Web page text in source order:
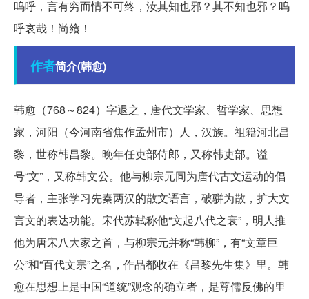
呜呼，言有穷而情不可终，汝其知也邪？其不知也邪？呜
呼哀哉！尚飨！
作者简介(韩愈)
韩愈（768～824）字退之，唐代文学家、哲学家、思想
家，河阳（今河南省焦作孟州市）人，汉族。祖籍河北昌
黎，世称韩昌黎。晚年任吏部侍郎，又称韩吏部。谥
号“文”，又称韩文公。他与柳宗元同为唐代古文运动的倡
导者，主张学习先秦两汉的散文语言，破骈为散，扩大文
言文的表达功能。宋代苏轼称他“文起八代之衰”，明人推
他为唐宋八大家之首，与柳宗元并称“韩柳”，有“文章巨
公”和“百代文宗”之名，作品都收在《昌黎先生集》里。韩
愈在思想上是中国“道统”观念的确立者，是尊儒反佛的里